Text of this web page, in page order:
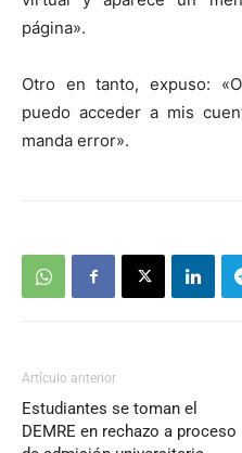
página».
Otro en tanto, expuso:
puedo acceder a mis
manda error».
Artículo anterior
Estudiantes se toman el
DEMRE en rechazo a proceso